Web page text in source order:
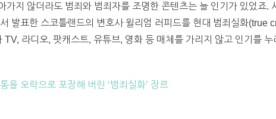
가지 않더라도 범죄와 범죄자를 조명한 콘텐츠는 늘 인기가 있었죠.
발표한 스코틀랜드의 변호사 윌리엄 러피드를 현대 범죄실화(true
라디오, 팟캐스트, 유튜브, 영화 등 매체를 가리지 않고 인기를 누
을 오락으로 포장해 버린 ‘범죄실화’ 장르